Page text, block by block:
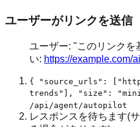
ユーザーがリンクを送信
ユーザー: "このリンクを
い: https://example.com/
{ "source_urls":
trends"], "size":
/api/agent/autopilot
レスポンスを待ちます(